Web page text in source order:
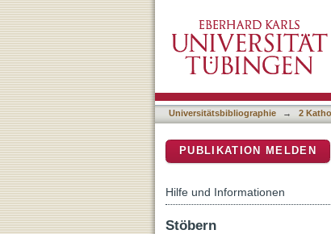
The 'Night'
Universitätsbibliographie → 2
PUBLIKATION MELDEN
Hilfe und Informationen
Stöbern